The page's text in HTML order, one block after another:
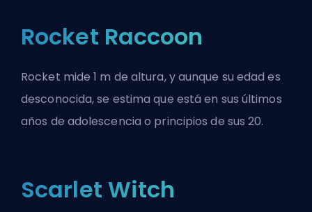
Rocket Raccoon
Rocket mide 1 m de altura, y aunque su edad es
desconocida, se estima que está en sus últimos
años de adolescencia o principios de sus 20.
Scarlet Witch